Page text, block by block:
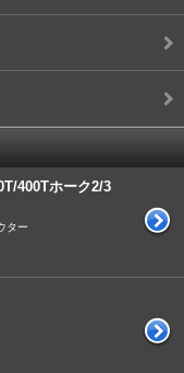
400Tホーク2/3
ター